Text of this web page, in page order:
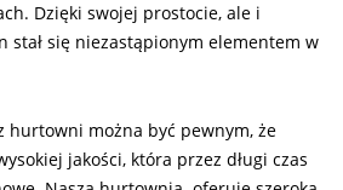
Dzięki swojej prostocie, ale i
stał się niezastąpionym elementem w
hurtowni można być pewnym, że
jakości, która przez długi czas